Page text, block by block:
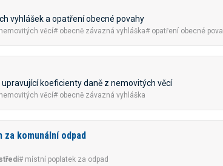
vyhlášek a opatření obecné povahy
věcí# obecně závazná vyhláška# opatření obecné
koeficienty daně z nemovitých věcí
věcí# obecně závazná vyhláška
komunální odpad
# místní poplatek za odpad